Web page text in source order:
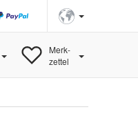
Merk-
zettel